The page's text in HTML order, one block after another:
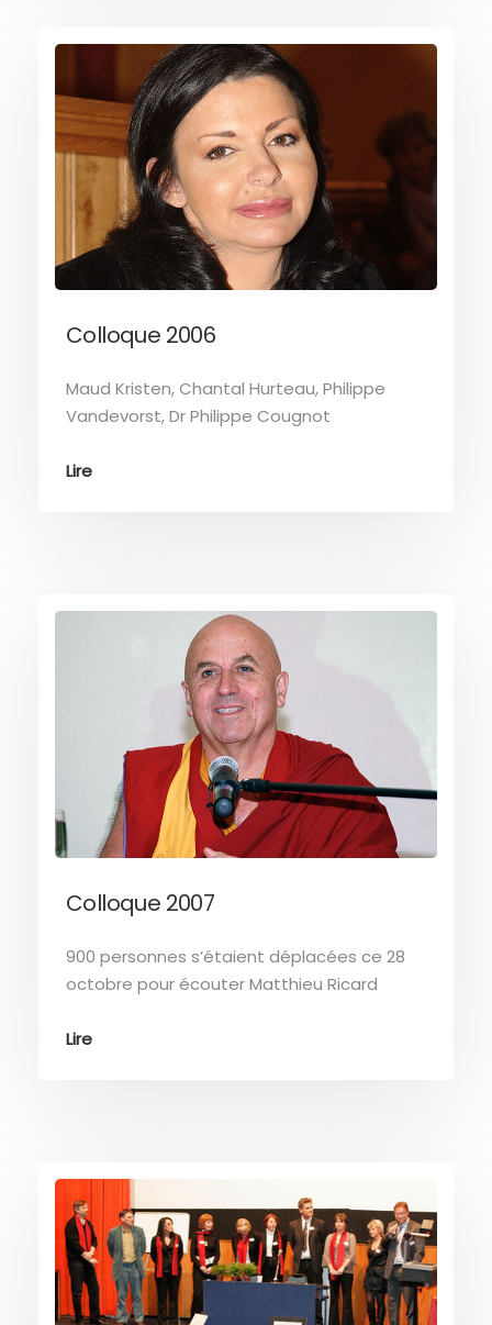
Colloque 2006
Maud Kristen, Chantal Hurteau, Philippe
Vandevorst, Dr Philippe Cougnot
Lire
Colloque 2007
900 personnes s’étaient déplacées ce 28
octobre pour écouter Matthieu Ricard
Lire